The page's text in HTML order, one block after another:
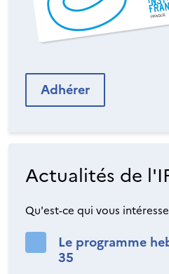
Adhérer
Actualités de
Qu'est-ce qui vous
Le programme
35